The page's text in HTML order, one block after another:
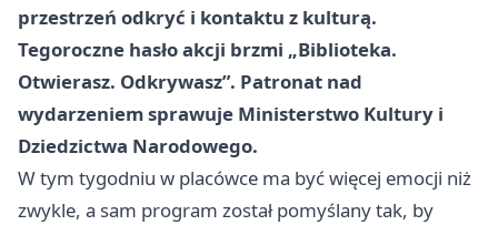
przestrzeń odkryć i kontaktu z kulturą.
Tegoroczne hasło akcji brzmi „Biblioteka.
Otwierasz. Odkrywasz”. Patronat nad
wydarzeniem sprawuje Ministerstwo Kultury i
Dziedzictwa Narodowego.
W tym tygodniu w placówce ma być więcej emocji niż
zwykle, a sam program został pomyślany tak, by